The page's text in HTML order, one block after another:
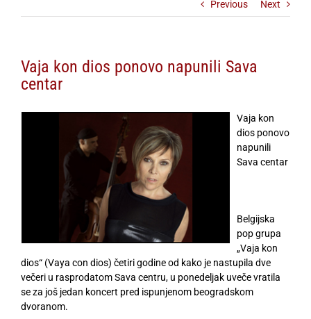
Previous Next
Vaja kon dios ponovo napunili Sava
centar
Vaja kon
dios ponovo
napunili
Sava centar
Belgijska
pop grupa
„Vaja kon
dios“ (Vaya con dios) četiri godine od kako je nastupila dve
večeri u rasprodatom Sava centru, u ponedeljak uveče vratila
se za još jedan koncert pred ispunjenom beogradskom
dvoranom.